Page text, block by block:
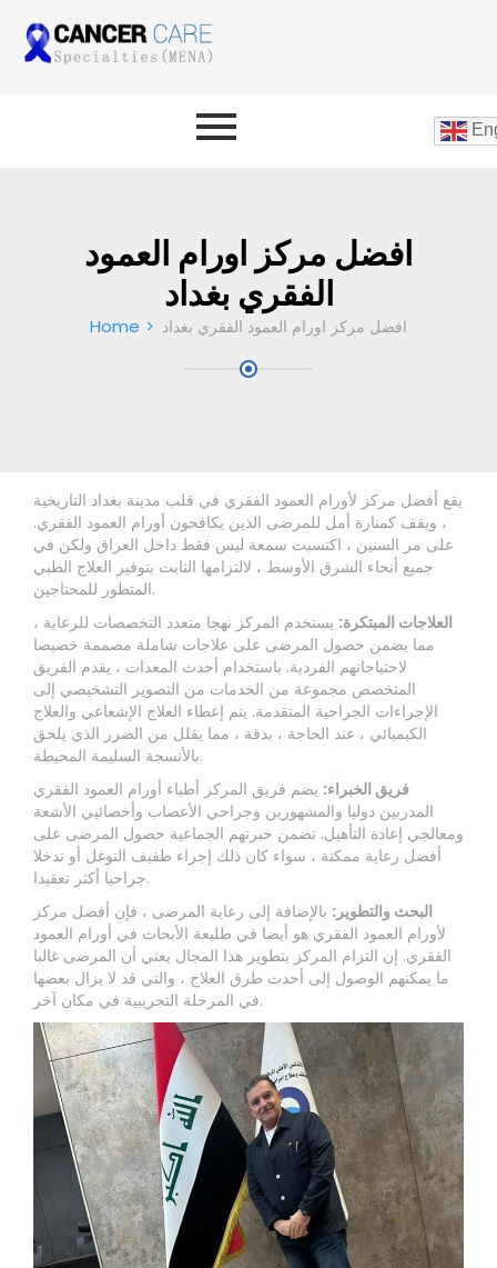
افضل مركز اورام العمود
الفقري بغداد
Home افضل مركز اورام العمود الفقري بغداد
يقع أفضل مركز لأورام العمود الفقري في قلب مدينة بغداد التاريخية
، ويقف كمنارة أمل للمرضى الذين يكافحون أورام العمود الفقري.
على مر السنين ، اكتسبت سمعة ليس فقط داخل العراق ولكن في
جميع أنحاء الشرق الأوسط ، لالتزامها الثابت بتوفير العلاج الطبي
المتطور للمحتاجين.
العلاجات المبتكرة: يستخدم المركز نهجا متعدد التخصصات للرعاية ،
مما يضمن حصول المرضى على علاجات شاملة مصممة خصيصا
لاحتياجاتهم الفردية. باستخدام أحدث المعدات ، يقدم الفريق
المتخصص مجموعة من الخدمات من التصوير التشخيصي إلى
الإجراءات الجراحية المتقدمة. يتم إعطاء العلاج الإشعاعي والعلاج
الكيميائي ، عند الحاجة ، بدقة ، مما يقلل من الضرر الذي يلحق
بالأنسجة السليمة المحيطة.
فريق الخبراء: يضم فريق المركز أطباء أورام العمود الفقري
المدربين دوليا والمشهورين وجراحي الأعصاب وأخصائيي الأشعة
ومعالجي إعادة التأهيل. تضمن خبرتهم الجماعية حصول المرضى على
أفضل رعاية ممكنة ، سواء كان ذلك إجراء طفيف التوغل أو تدخلا
جراحيا أكثر تعقيدا.
البحث والتطوير: بالإضافة إلى رعاية المرضى ، فإن أفضل مركز
لأورام العمود الفقري هو أيضا في طليعة الأبحاث في أورام العمود
الفقري. إن التزام المركز بتطوير هذا المجال يعني أن المرضى غالبا
ما يمكنهم الوصول إلى أحدث طرق العلاج ، والتي قد لا يزال بعضها
في المرحلة التجريبية في مكان آخر.